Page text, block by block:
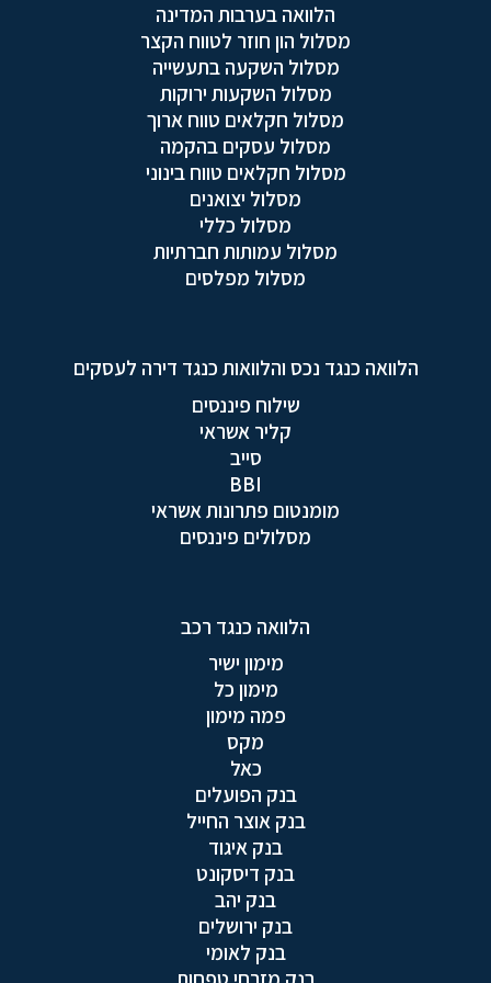
הלוואה בערבות המדינה
מסלול הון חוזר לטווח הקצר
מסלול השקעה בתעשייה
מסלול השקעות ירוקות
מסלול חקלאים טווח ארוך
מסלול עסקים בהקמה
מסלול חקלאים טווח בינוני
מסלול יצואנים
מסלול כללי
מסלול עמותות חברתיות
מסלול מפלסים
הלוואה כנגד נכס והלוואות כנגד דירה לעסקים
שילוח פיננסים
קליר אשראי
סייב
BBI
מומנטום פתרונות אשראי
מסלולים פיננסים
הלוואה כנגד רכב
מימון ישיר
מימון כל
פמה מימון
מקס
כאל
בנק הפועלים
בנק אוצר החייל
בנק איגוד
בנק דיסקונט
בנק יהב
בנק ירושלים
בנק לאומי